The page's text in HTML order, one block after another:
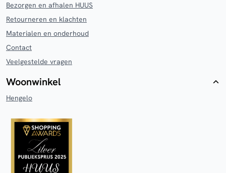
Bezorgen en afhalen HUUS
Retourneren en klachten
Materialen en onderhoud
Contact
Veelgestelde vragen
Woonwinkel
Hengelo